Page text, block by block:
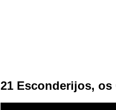
21 Esconderijos, os